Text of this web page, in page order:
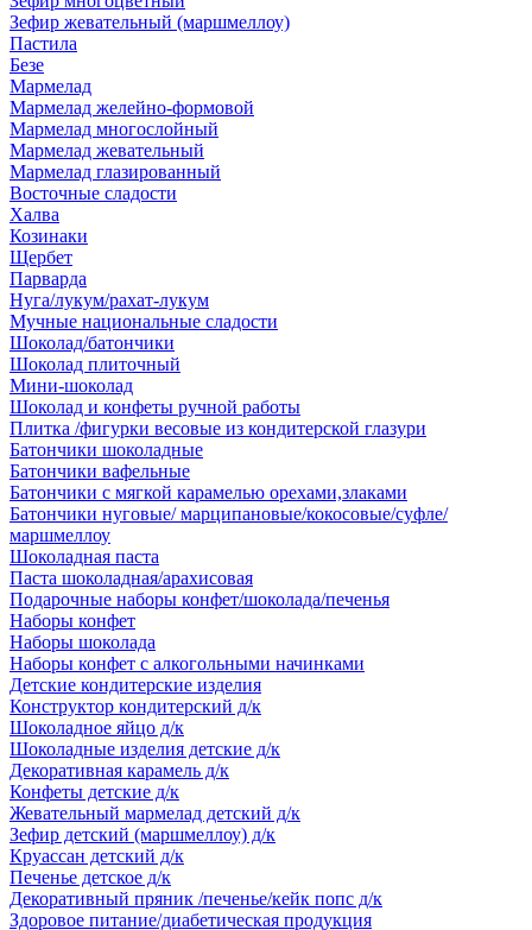
Зефир жевательный (маршмеллоу)
Пастила
Безе
Мармелад
Мармелад желейно-формовой
Мармелад многослойный
Мармелад жевательный
Мармелад глазированный
Восточные сладости
Халва
Козинаки
Щербет
Парварда
Нуга/лукум/рахат-лукум
Мучные национальные сладости
Шоколад/батончики
Шоколад плиточный
Мини-шоколад
Шоколад и конфеты ручной работы
Плитка /фигурки весовые из кондитерской глазури
Батончики шоколадные
Батончики вафельные
Батончики с мягкой карамелью орехами,злаками
Батончики нуговые/ марципановые/кокосовые/суфле/
маршмеллоу
Шоколадная паста
Паста шоколадная/арахисовая
Подарочные наборы конфет/шоколада/печенья
Наборы конфет
Наборы шоколада
Наборы конфет с алкогольными начинками
Детские кондитерские изделия
Конструктор кондитерский д/к
Шоколадное яйцо д/к
Шоколадные изделия детские д/к
Декоративная карамель д/к
Конфеты детские д/к
Жевательный мармелад детский д/к
Зефир детский (маршмеллоу) д/к
Круассан детский д/к
Печенье детское д/к
Декоративный пряник /печенье/кейк попс д/к
Здоровое питание/диабетическая продукция